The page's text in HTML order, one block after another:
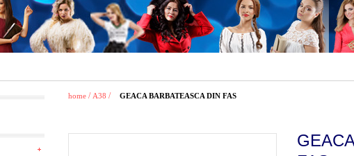
home / A38 / GEACA BARBATEASCA DIN FAS